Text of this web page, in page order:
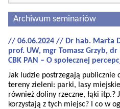
Archiwum seminariów
// 06.06.2024 // Dr hab. Marta
prof. UW, mgr Tomasz Grzyb,
CBK PAN – O społecznej
Jak ludzie postrzegają publicznie
tereny zieleni: parki, lasy
również doliny rzeczne, łąki itp.?
korzystają z tych miejsc? I co w